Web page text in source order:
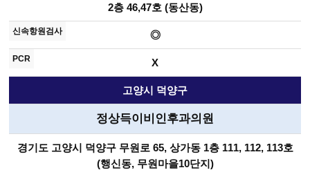
2층 46,47호 (동산동)
◎
X
고양시 덕양구
정상득이비인후과의원
경기도 고양시 덕양구 무원로 65, 상가동 1층 111, 112, 113호
(행신동, 무원마을10단지)